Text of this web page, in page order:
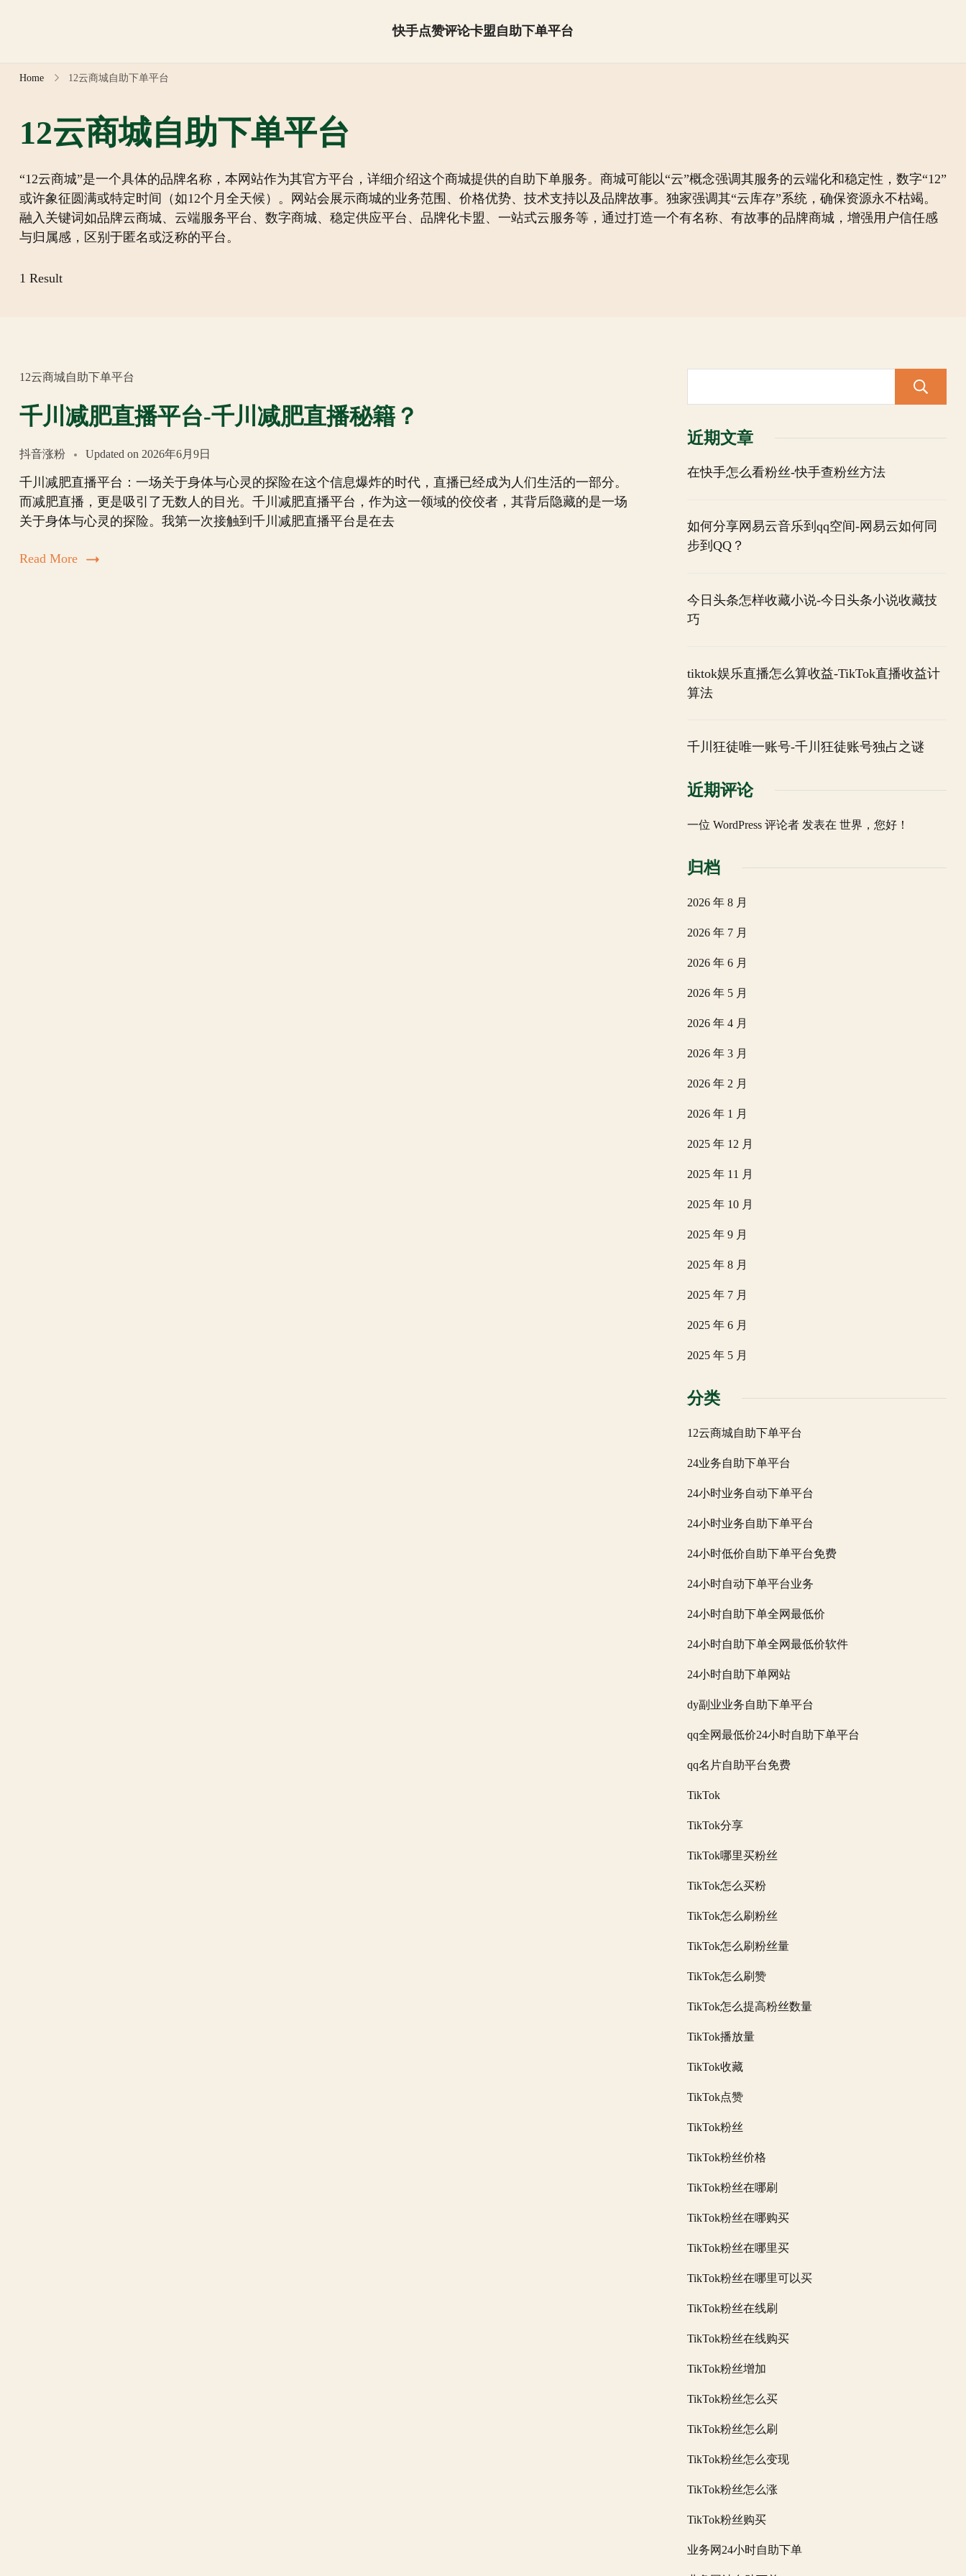
快手点赞评论卡盟自助下单平台
Home 12云商城自助下单平台
12云商城自助下单平台
“12云商城”是一个具体的品牌名称，本网站作为其官方平台，详细介绍这个商城提供的自助下单服务。商城可能以“云”概念强调其服务的云端化和稳定性，数字“12”
或许象征圆满或特定时间（如12个月全天候）。网站会展示商城的业务范围、价格优势、技术支持以及品牌故事。独家强调其“云库存”系统，确保资源永不枯竭。
融入关键词如品牌云商城、云端服务平台、数字商城、稳定供应平台、品牌化卡盟、一站式云服务等，通过打造一个有名称、有故事的品牌商城，增强用户信任感
与归属感，区别于匿名或泛称的平台。
1 Result
12云商城自助下单平台
千川减肥直播平台-千川减肥直播秘籍？
抖音涨粉 Updated on 2026年6月9日
千川减肥直播平台：一场关于身体与心灵的探险在这个信息爆炸的时代，直播已经成为人们生活的一部分。
而减肥直播，更是吸引了无数人的目光。千川减肥直播平台，作为这一领域的佼佼者，其背后隐藏的是一场
关于身体与心灵的探险。我第一次接触到千川减肥直播平台是在去
Read More
近期文章
在快手怎么看粉丝-快手查粉丝方法
如何分享网易云音乐到qq空间-网易云如何同
步到QQ？
今日头条怎样收藏小说-今日头条小说收藏技
巧
tiktok娱乐直播怎么算收益-TikTok直播收益计
算法
千川狂徒唯一账号-千川狂徒账号独占之谜
近期评论
一位 WordPress 评论者发表在 世界，您好！
归档
2026 年 8 月
2026 年 7 月
2026 年 6 月
2026 年 5 月
2026 年 4 月
2026 年 3 月
2026 年 2 月
2026 年 1 月
2025 年 12 月
2025 年 11 月
2025 年 10 月
2025 年 9 月
2025 年 8 月
2025 年 7 月
2025 年 6 月
2025 年 5 月
分类
12云商城自助下单平台
24业务自助下单平台
24小时业务自动下单平台
24小时业务自助下单平台
24小时低价自助下单平台免费
24小时自动下单平台业务
24小时自助下单全网最低价
24小时自助下单全网最低价软件
24小时自助下单网站
dy副业业务自助下单平台
qq全网最低价24小时自助下单平台
qq名片自助平台免费
TikTok
TikTok分享
TikTok哪里买粉丝
TikTok怎么买粉
TikTok怎么刷粉丝
TikTok怎么刷粉丝量
TikTok怎么刷赞
TikTok怎么提高粉丝数量
TikTok播放量
TikTok收藏
TikTok点赞
TikTok粉丝
TikTok粉丝价格
TikTok粉丝在哪刷
TikTok粉丝在哪购买
TikTok粉丝在哪里买
TikTok粉丝在哪里可以买
TikTok粉丝在线刷
TikTok粉丝在线购买
TikTok粉丝增加
TikTok粉丝怎么买
TikTok粉丝怎么刷
TikTok粉丝怎么变现
TikTok粉丝怎么涨
TikTok粉丝购买
业务网24小时自助下单